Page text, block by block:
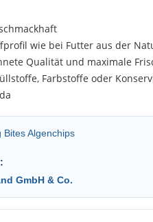
wie bei Futter aus der
Qualität und maximale
Farbstoffe oder
Bites Algenchips
GmbH & Co.